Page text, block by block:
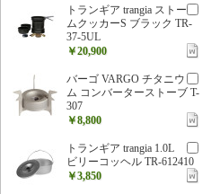
トランギア trangia ストー
ムクッカーS ブラック TR-
37-5UL
￥20,900
バーゴ VARGO チタニウ
ム コンバーターストーブ T-
307
￥8,800
トランギア trangia 1.0L
ビリーコッヘル TR-612410
￥3,850